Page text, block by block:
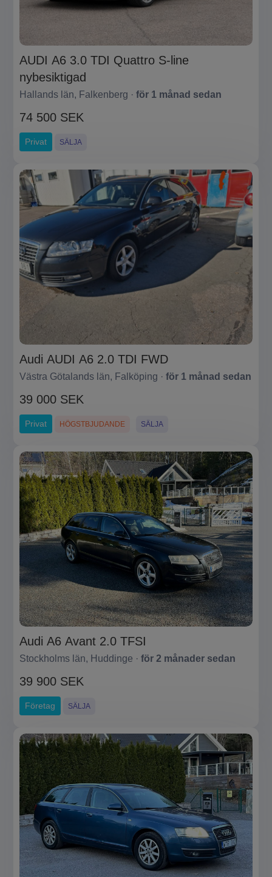
AUDI A6 3.0 TDI Quattro S-line
nybesiktigad
Hallands län, Falkenberg · för 1 månad sedan
74 500 SEK
Privat SÄLJA
Audi AUDI A6 2.0 TDI FWD
Västra Götalands län, Falköping · för 1 månad sedan
39 000 SEK
Privat HÖGSTBJUDANDE SÄLJA
Audi A6 Avant 2.0 TFSI
Stockholms län, Huddinge · för 2 månader sedan
39 900 SEK
Företag SÄLJA